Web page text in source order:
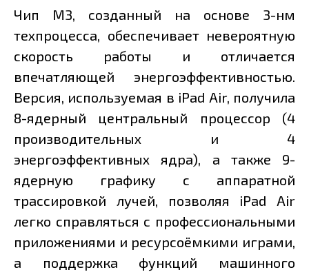
Чип M3, созданный на основе 3-нм
техпроцесса, обеспечивает невероятную
скорость работы и отличается
впечатляющей энергоэффективностью.
Версия, используемая в iPad Air, получила
8-ядерный центральный процессор (4
производительных и 4
энергоэффективных ядра), а также 9-
ядерную графику с аппаратной
трассировкой лучей, позволяя iPad Air
легко справляться с профессиональными
приложениями и ресурсоёмкими играми,
а поддержка функций машинного